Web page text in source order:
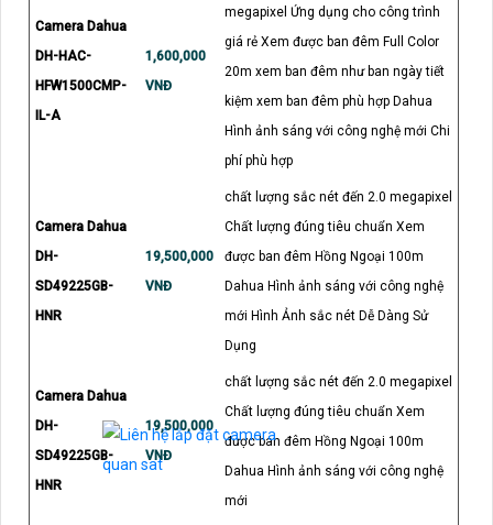
Camera Dahua
DH-HAC-
HFW1500CMP-
IL-A
1,600,000
VNĐ
megapixel Ứng dụng cho công trình
giá rẻ Xem được ban đêm Full Color
20m xem ban đêm như ban ngày tiết
kiệm xem ban đêm phù hợp Dahua
Hình ảnh sáng với công nghệ mới Chi
phí phù hợp
Camera Dahua
DH-
SD49225GB-
HNR
19,500,000
VNĐ
chất lượng sắc nét đến 2.0 megapixel
Chất lượng đúng tiêu chuẩn Xem
được ban đêm Hồng Ngoại 100m
Dahua Hình ảnh sáng với công nghệ
mới Hình Ảnh sắc nét Dễ Dàng Sử
Dụng
Camera Dahua
DH-
SD49225GB-
HNR
19,500,000
VNĐ
chất lượng sắc nét đến 2.0 megapixel
Chất lượng đúng tiêu chuẩn Xem
được ban đêm Hồng Ngoại 100m
Dahua Hình ảnh sáng với công nghệ
mới